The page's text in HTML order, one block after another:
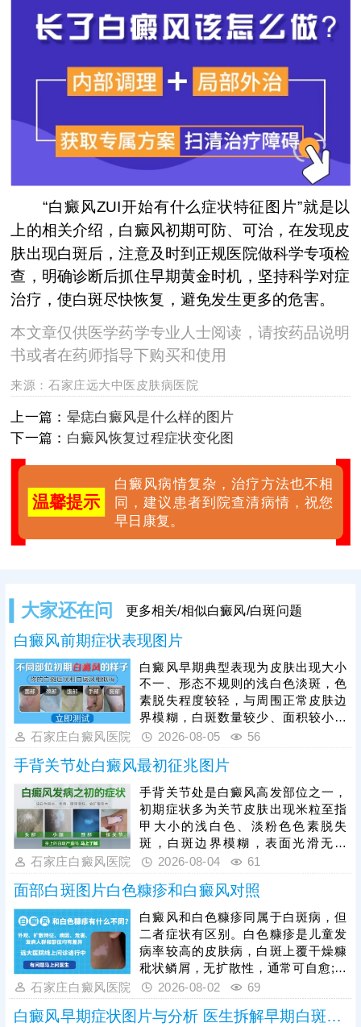
“白癜风ZUI开始有什么症状特征图片”就是以
上的相关介绍，白癜风初期可防、可治，在发现皮
肤出现白斑后，注意及时到正规医院做科学专项检
查，明确诊断后抓住早期黄金时机，坚持科学对症
治疗，使白斑尽快恢复，避免发生更多的危害。
本文章仅供医学药学专业人士阅读，请按药品说明
书或者在药师指导下购买和使用
来源：石家庄远大中医皮肤病医院
上一篇： 晕痣白癜风是什么样的图片
下一篇： 白癜风恢复过程症状变化图
温馨提示
白癜风病情复杂，治疗方法也不相
同，建议患者到院查清病情，祝您
早日康复。
大家还在问 更多相关/相似白癜风/白斑问题
白癜风前期症状表现图片
白癜风早期典型表现为皮肤出现大小
不一、形态不规则的浅白色淡斑，色
素脱失程度较轻，与周围正常皮肤边
界模糊，白斑数量较少、面积较小，
一般无瘙痒、疼痛、脱屑等自觉不
斑症状不典型，极易与白色糠疹、花
斑癣、贫血痣等色素减退类疾病混
淆，仅凭肉眼难以准确判断。因此发
现皮肤异常白斑后，需及时到正规医
院做科学检查，明确诊断、规避误诊
漏诊。白癜风早期是治疗黄金时机，
及时开展科学对症治疗，复色效率更
高、预后更
石家庄白癜风医院 2026-08-05 56
手背关节处白癜风最初征兆图片
手背关节处是白癜风高发部位之一，
初期症状多为关节皮肤出现米粒至指
甲大小的浅白色、淡粉色色素脱失
斑，白斑边界模糊，表面光滑无鳞
屑、无红肿瘙痒、无疼痛刺痛等不适
具备极强的扩散性，手部关节活动频
繁、易受摩擦暴晒，若初期放任不
管，白斑会逐渐扩大、融合，色素脱
失加重，边界变得清晰，甚至蔓延至
整只手背、手指。白癜风初期黑色素
细胞未完全受损，是治疗的黄金时
机，患者需及时就医，结合自身白斑
面积、病程、体质科
石家庄白癜风医院 2026-08-04 61
面部白斑图片白色糠疹和白癜风对照
白癜风和白色糠疹同属于白斑病，但
二者症状有区别。白色糠疹是儿童发
病率较高的皮肤病，白斑上覆干燥糠
秕状鳞屑，无扩散性，通常可自愈;白
癜风发病人群广泛，白斑形成部位随
机，光滑平坦，不痛不痒，病症顽
固，易扩散。可以做伍德灯、三维皮
石家庄白癜风医院 2026-08-02 69
白癜风早期症状图片与分析 医生拆解早期白斑识别逻辑